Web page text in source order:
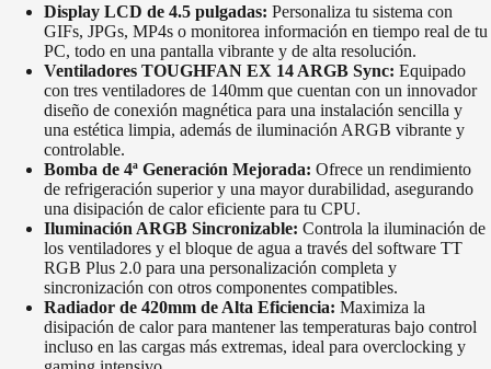
Display LCD de 4.5 pulgadas: Personaliza tu sistema con
GIFs, JPGs, MP4s o monitorea información en tiempo real de tu
PC, todo en una pantalla vibrante y de alta resolución.
Ventiladores TOUGHFAN EX 14 ARGB Sync: Equipado
con tres ventiladores de 140mm que cuentan con un innovador
diseño de conexión magnética para una instalación sencilla y
una estética limpia, además de iluminación ARGB vibrante y
controlable.
Bomba de 4ª Generación Mejorada: Ofrece un rendimiento
de refrigeración superior y una mayor durabilidad, asegurando
una disipación de calor eficiente para tu CPU.
Iluminación ARGB Sincronizable: Controla la iluminación de
los ventiladores y el bloque de agua a través del software TT
RGB Plus 2.0 para una personalización completa y
sincronización con otros componentes compatibles.
Radiador de 420mm de Alta Eficiencia: Maximiza la
disipación de calor para mantener las temperaturas bajo control
incluso en las cargas más extremas, ideal para overclocking y